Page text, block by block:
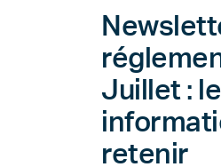
Juillet :
retenir